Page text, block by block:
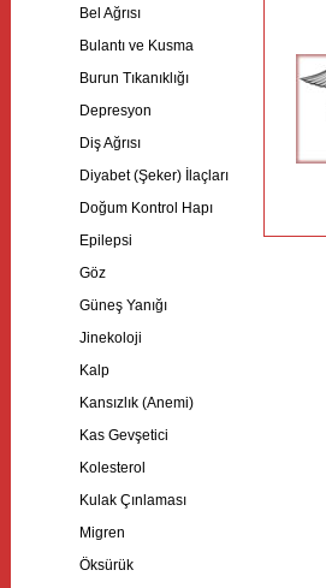
Bel Ağrısı
Bulantı ve Kusma
Burun Tıkanıklığı
Depresyon
Diş Ağrısı
Diyabet (Şeker) İlaçları
Doğum Kontrol Hapı
Epilepsi
Göz
Güneş Yanığı
Jinekoloji
Kalp
Kansızlık (Anemi)
Kas Gevşetici
Kolesterol
Kulak Çınlaması
Migren
Öksürük